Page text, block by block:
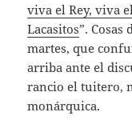
viva el Rey, viva
Lacasitos”. Cosas
martes, que
arriba ante el
rancio el tuitero,
monárquica.